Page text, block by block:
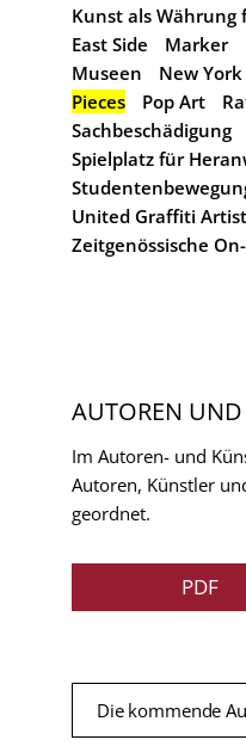
Kunst als Währung
East Side
Marker
Museen
New York
Pieces
Pop Art
Sachbeschädigung
Spielplatz für
United Graffiti
Zeitgenössische
AUTOREN UND
Im Autoren- und
Autoren, Künstler
geordnet.
PDF
Die kommende